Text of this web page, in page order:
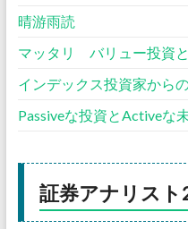
晴游雨読
マッタリ バリュー投資
インデックス投資家から
Passiveな投資とActiveな
証券アナリス